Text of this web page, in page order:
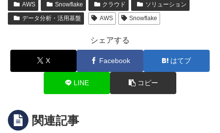
AWS Snowflake クラウド
ソリューション
データ分析・活用基盤
AWS Snowflake
シェアする
X Facebook はてブ
LINE コピー
関連記事